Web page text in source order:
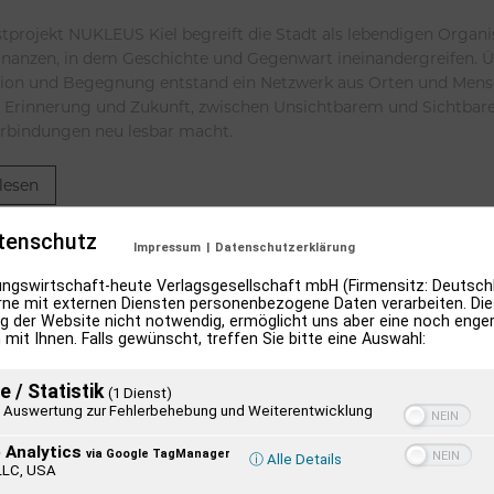
NUKLEUS Kiel begreift die Stadt als lebendigen
in dem Geschichte und Gegenwart ineinandergreifen.
und Begegnung entstand ein Netzwerk aus Orten und
Erinnerung und Zukunft, zwischen Unsichtbarem und
neu lesbar macht.
Schads „Blickweit“: Linien im Land der
an 22 Orten zwischen Nord- und Ostsee. „BLICKWEIT –
Impressum | Datenschutzerklärung
heute Verlagsgesellschaft mbH (Firmensitz:
mit externen Diensten personenbezogene Daten verarbeiten.
der Website nicht notwendig, ermöglicht uns aber eine noch
Ihnen. Falls gewünscht, treffen Sie bitte eine Auswahl:
/ Statistik (1 Dienst)
Auswertung zur Fehlerbehebung und Weiterentwicklung
Analytics via Google TagManager
USA
ⓘ Alle Details